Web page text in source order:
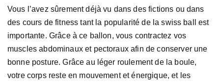
Vous l’avez sûrement déjà vu dans des fictions ou dans
des cours de fitness tant la popularité de la swiss ball est
importante. Grâce à ce ballon, vous contractez vos
muscles abdominaux et pectoraux afin de conserver une
bonne posture. Grâce au léger roulement de la boule,
votre corps reste en mouvement et énergique, et les